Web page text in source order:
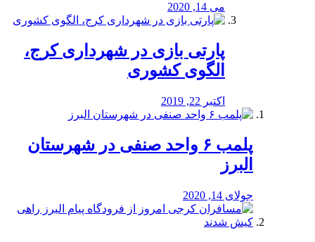
می 14, 2020
پارتی بازی در شهرداری کرج،
الگوی کشوری
اکتبر 22, 2019
پلمب ۶ واحد صنفی در شهرستان
البرز
جولای 14, 2020